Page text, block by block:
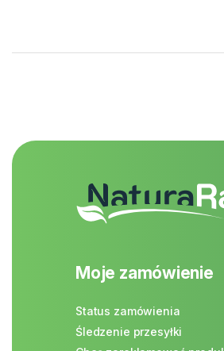
Moje zamówienie
Status zamówienia
Śledzenie przesyłki